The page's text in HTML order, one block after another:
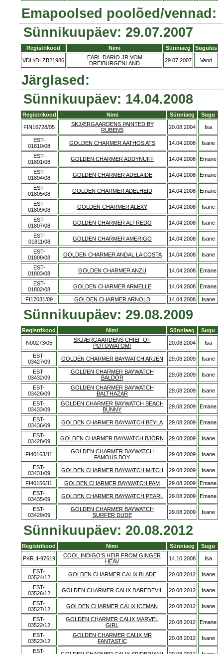
Emapoolsed poolõed/vennad:
Sünnikuupäev: 29.07.2007
Registrikood Nimi Sünniaeg Sugulus
VDH/DLZB21986
EARL DARIO JR.VOM
DREIBURGENLAND
29.07.2007 Vend
Järglased:
Sünnikuupäev: 14.04.2008
Registrikood Nimi Sünniaeg Sugu
FIN16728/05
SKJÆRGAARDENS PAINTED BY
RUBENS
20.08.2004 Isa
EST-
01810/08
GOLDEN CHARMER AATHOS ATS 14.04.2008 Isane
EST-
01801/08
GOLDEN CHARMER ADDYNUFF 14.04.2008 Emane
EST-
01804/08
GOLDEN CHARMER ADELAIDE 14.04.2008 Emane
EST-
01805/08
GOLDEN CHARMER ADELHEID 14.04.2008 Emane
EST-
01809/08
GOLDEN CHARMER ALEXY 14.04.2008 Isane
EST-
01807/08
GOLDEN CHARMER ALFREDO 14.04.2008 Isane
EST-
01811/08
GOLDEN CHARMER AMERIGO 14.04.2008 Isane
EST-
01808/08
GOLDEN CHARMER ANDAL LA COSTA 14.04.2008 Isane
EST-
01803/08
GOLDEN CHARMER ANZU 14.04.2008 Emane
EST-
01802/08
GOLDEN CHARMER ARMELLE 14.04.2008 Emane
FI17031/09 GOLDEN CHARMER ARNOLD 14.04.2008 Isane
Sünnikuupäev: 29.08.2009
Registrikood Nimi Sünniaeg Sugu
N00273/05
SKJÆRGAARDENS CHIEF OF
POTOWATOMI
20.08.2004 Isa
EST-
03427/09
GOLDEN CHARMER BAYWATCH ARJEN 29.08.2009 Isane
EST-
03432/09
GOLDEN CHARMER BAYWATCH
BALDOR
29.08.2009 Isane
EST-
03426/09
GOLDEN CHARMER BAYWATCH
BALTHAZAR
29.08.2009 Isane
EST-
03433/09
GOLDEN CHARMER BAYWATCH BEACH
BUNNY
29.08.2009 Emane
EST-
03436/09
GOLDEN CHARMER BAYWATCH BEYLA 29.08.2009 Emane
EST-
03428/09
GOLDEN CHARMER BAYWATCH BJÖRN 29.08.2009 Isane
FI40163/11
GOLDEN CHARMER BAYWATCH
FAMOUS BOY
29.08.2009 Isane
EST-
03431/09
GOLDEN CHARMER BAYWATCH MITCH 29.08.2009 Isane
FI40156/11 GOLDEN CHARMER BAYWATCH PAM 29.08.2009
Emane
EST-
03435/09
GOLDEN CHARMER BAYWATCH PEARL 29.08.2009 Emane
EST-
03429/09
GOLDEN CHARMER BAYWATCH
SURFER DUDE
29.08.2009 Isane
Sünnikuupäev: 20.08.2012
Registrikood Nimi Sünniaeg Sugu
PKR.II-97619
COOL INDIGO'S HEIR FROM GINGER
HEAV
14.10.2008 Isa
EST-
03524/12
GOLDEN CHARMER CALIX BLADE 20.08.2012 Isane
EST-
03526/12
GOLDEN CHARMER CALIX DAREDEVIL 20.08.2012 Isane
EST-
03527/12
GOLDEN CHARMER CALIX ICEMAN 20.08.2012 Isane
EST-
03522/12
GOLDEN CHARMER CALIX MARVEL
GIRL
20.08.2012 Emane
EST-
03523/12
GOLDEN CHARMER CALIX MR
FANTASTIC
20.08.2012 Isane
EST-